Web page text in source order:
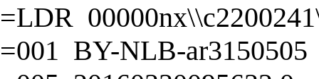
=LDR
=001 BY-NLB-ar3150505